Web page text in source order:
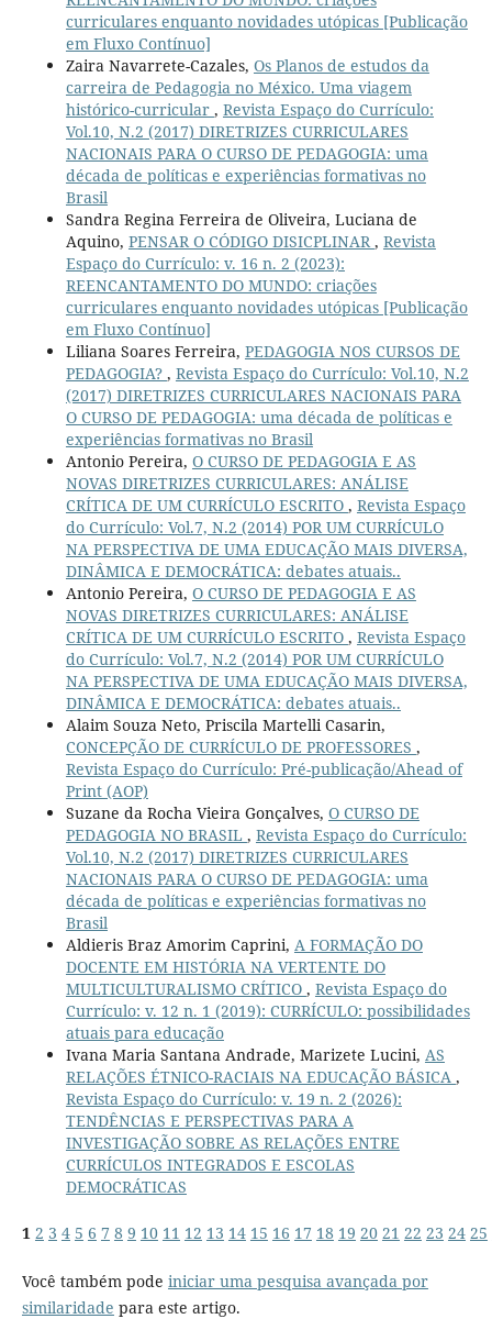
curriculares enquanto novidades utópicas [Publicação
em Fluxo Contínuo]
Zaira Navarrete-Cazales, Os Planos de estudos da
carreira de Pedagogia no México. Uma viagem
histórico-curricular , Revista Espaço do Currículo:
Vol.10, N.2 (2017) DIRETRIZES CURRICULARES
NACIONAIS PARA O CURSO DE PEDAGOGIA: uma
década de políticas e experiências formativas no
Brasil
Sandra Regina Ferreira de Oliveira, Luciana de
Aquino, PENSAR O CÓDIGO DISICPLINAR, Revista
Espaço do Currículo: v. 16 n. 2 (2023):
REENCANTAMENTO DO MUNDO: criações
curriculares enquanto novidades utópicas [Publicação
em Fluxo Contínuo]
Liliana Soares Ferreira, PEDAGOGIA NOS CURSOS DE
PEDAGOGIA? , Revista Espaço do Currículo: Vol.10, N.2
(2017) DIRETRIZES CURRICULARES NACIONAIS PARA
O CURSO DE PEDAGOGIA: uma década de políticas e
experiências formativas no Brasil
Antonio Pereira, O CURSO DE PEDAGOGIA E AS
NOVAS DIRETRIZES CURRICULARES: ANÁLISE
CRÍTICA DE UM CURRÍCULO ESCRITO , Revista Espaço
do Currículo: Vol.7, N.2 (2014) POR UM CURRÍCULO
NA PERSPECTIVA DE UMA EDUCAÇÃO MAIS DIVERSA,
DINÂMICA E DEMOCRÁTICA: debates atuais..
Antonio Pereira, O CURSO DE PEDAGOGIA E AS
NOVAS DIRETRIZES CURRICULARES: ANÁLISE
CRÍTICA DE UM CURRÍCULO ESCRITO , Revista Espaço
do Currículo: Vol.7, N.2 (2014) POR UM CURRÍCULO
NA PERSPECTIVA DE UMA EDUCAÇÃO MAIS DIVERSA,
DINÂMICA E DEMOCRÁTICA: debates atuais..
Alaim Souza Neto, Priscila Martelli Casarin,
CONCEPÇÃO DE CURRÍCULO DE PROFESSORES ,
Revista Espaço do Currículo: Pré-publicação/Ahead of
Print (AOP)
Suzane da Rocha Vieira Gonçalves, O CURSO DE
PEDAGOGIA NO BRASIL , Revista Espaço do Currículo:
Vol.10, N.2 (2017) DIRETRIZES CURRICULARES
NACIONAIS PARA O CURSO DE PEDAGOGIA: uma
década de políticas e experiências formativas no
Brasil
Aldieris Braz Amorim Caprini, A FORMAÇÃO DO
DOCENTE EM HISTÓRIA NA VERTENTE DO
MULTICULTURALISMO CRÍTICO , Revista Espaço do
Currículo: v. 12 n. 1 (2019): CURRÍCULO: possibilidades
atuais para educação
Ivana Maria Santana Andrade, Marizete Lucini, AS
RELAÇÕES ÉTNICO-RACIAIS NA EDUCAÇÃO BÁSICA ,
Revista Espaço do Currículo: v. 19 n. 2 (2026):
TENDÊNCIAS E PERSPECTIVAS PARA A
INVESTIGAÇÃO SOBRE AS RELAÇÕES ENTRE
CURRÍCULOS INTEGRADOS E ESCOLAS
DEMOCRÁTICAS
1 2 3 4 5 6 7 8 9 10 11 12 13 14 15 16 17 18 19 20 21 22 23 24 25
Você também pode iniciar uma pesquisa avançada por
similaridade para este artigo.